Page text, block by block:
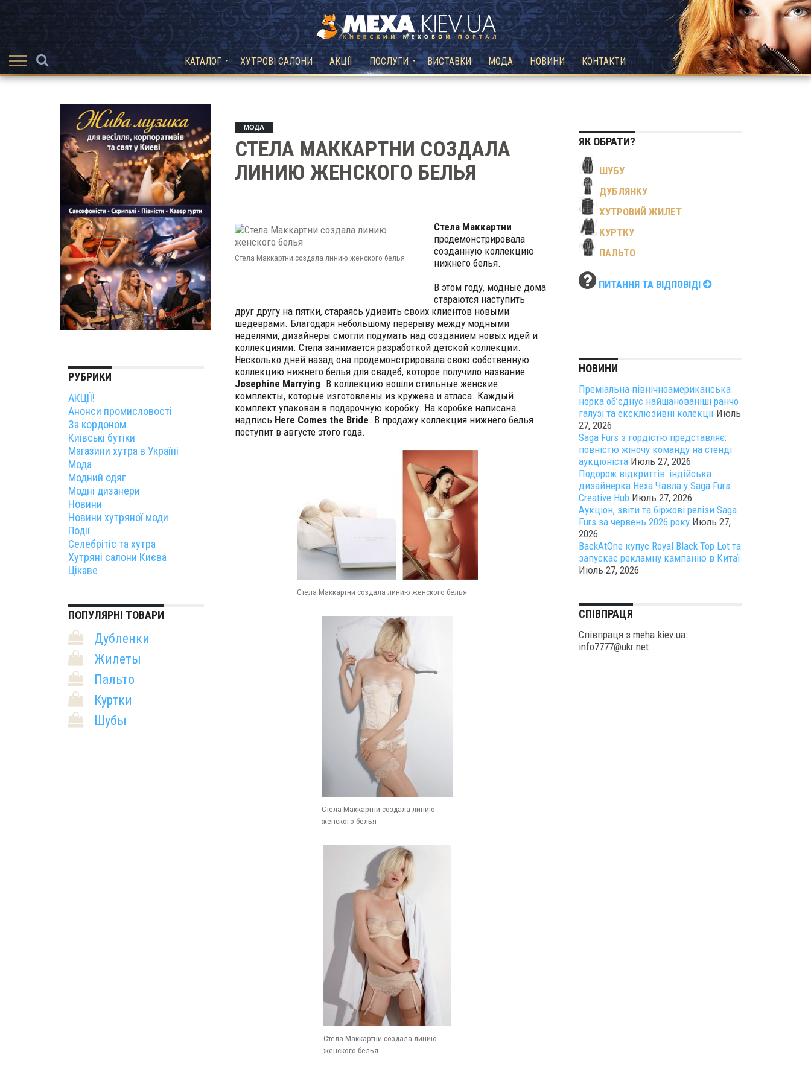
КАТАЛОГ ХУТРОВІ САЛОНИ АКЦІЇ ПОСЛУГИ ВИСТАВКИ МОДА НОВИНИ КОНТАКТИ
МОДА
СТЕЛА МАККАРТНИ СОЗДАЛА
ЛИНИЮ ЖЕНСКОГО БЕЛЬЯ
Стела Маккартни создала линию женского белья
Стела Маккартни
продемонстрировала
созданную коллекцию
нижнего белья.
В этом году, модные дома
стараются наступить
друг другу на пятки, стараясь удивить своих клиентов новыми
шедеврами. Благодаря небольшому перерыву между модными
неделями, дизайнеры смогли подумать над созданием новых идей и
коллекциями. Стела занимается разработкой детской коллекции.
Несколько дней назад она продемонстрировала свою собственную
коллекцию нижнего белья для свадеб, которое получило название
Josephine Marrying. В коллекцию вошли стильные женские
комплекты, которые изготовлены из кружева и атласа. Каждый
комплект упакован в подарочную коробку. На коробке написана
надпись Here Comes the Bride. В продажу коллекция нижнего белья
поступит в августе этого года.
Стела Маккартни создала линию женского белья
Стела Маккартни создала линию
женского белья
Стела Маккартни создала линию
женского белья
РУБРИКИ
АКЦІЇ!
Анонси промисловості
За кордоном
Київські бутіки
Магазини хутра в Україні
Мода
Модний одяг
Модні дизанери
Новини
Новини хутряної моди
Події
Селебрітіс та хутра
Хутряні салони Києва
Цікаве
ПОПУЛЯРНІ ТОВАРИ
Дубленки
Жилеты
Пальто
Куртки
Шубы
ЯК ОБРАТИ?
ШУБУ
ДУБЛЯНКУ
ХУТРОВИЙ ЖИЛЕТ
КУРТКУ
ПАЛЬТО
ПИТАННЯ ТА ВІДПОВІДІ
НОВИНИ
Преміальна північноамериканська
норка об’єднує найшанованіші ранчо
галузі та ексклюзивні колекції Июль
27, 2026
Saga Furs з гордістю представляє:
повністю жіночу команду на стенді
аукціоніста Июль 27, 2026
Подорож відкриттів: індійська
дизайнерка Неха Чавла у Saga Furs
Creative Hub Июль 27, 2026
Аукціон, звіти та біржові релізи Saga
Furs за червень 2026 року Июль 27,
2026
BackAtOne купує Royal Black Top Lot та
запускає рекламну кампанію в Китаї
Июль 27, 2026
СПІВПРАЦЯ
Співпраця з meha.kiev.ua:
info7777@ukr.net.